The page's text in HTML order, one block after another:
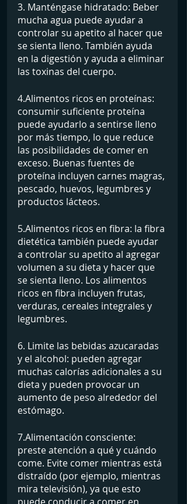
3. Manténgase hidratado: Beber
mucha agua puede ayudar a
controlar su apetito al hacer que
se sienta lleno. También ayuda
en la digestión y ayuda a eliminar
las toxinas del cuerpo.
4.Alimentos ricos en proteínas:
consumir suficiente proteína
puede ayudarlo a sentirse lleno
por más tiempo, lo que reduce
las posibilidades de comer en
exceso. Buenas fuentes de
proteína incluyen carnes magras,
pescado, huevos, legumbres y
productos lácteos.
5.Alimentos ricos en fibra: la fibra
dietética también puede ayudar
a controlar su apetito al agregar
volumen a su dieta y hacer que
se sienta lleno. Los alimentos
ricos en fibra incluyen frutas,
verduras, cereales integrales y
legumbres.
6. Limite las bebidas azucaradas
y el alcohol: pueden agregar
muchas calorías adicionales a su
dieta y pueden provocar un
aumento de peso alrededor del
estómago.
7.Alimentación consciente:
preste atención a qué y cuándo
come. Evite comer mientras está
distraído (por ejemplo, mientras
mira televisión), ya que esto